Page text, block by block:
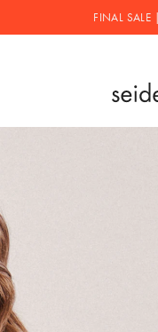
FINAL SALE |